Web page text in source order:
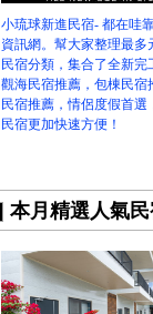
【哇靠小琉球】新版
【哇靠小琉球粉絲
小琉球新進民宿- 都在哇
資訊網。幫大家整理最多
民宿分類，集合了全新完
觀海民宿推薦，包棟民宿
民宿推薦，情侶度假首選
民宿更加快速方便！
本月精選人氣